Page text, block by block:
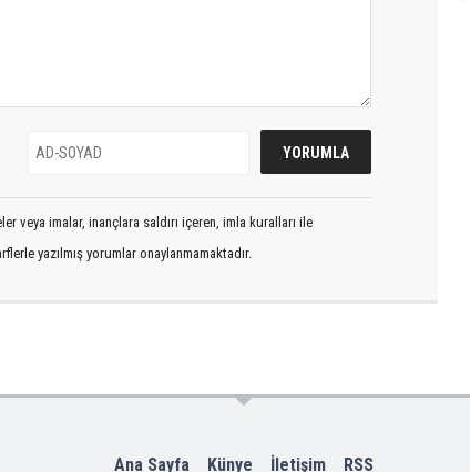
veya imalar, inançlara saldırı içeren, imla kuralları ile
yazılmış yorumlar onaylanmamaktadır.
Ana Sayfa Künye İletişim RSS